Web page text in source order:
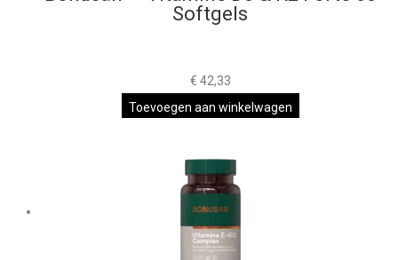
Softgels
€ 42,33
Toevoegen aan winkelwagen